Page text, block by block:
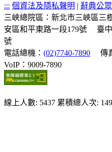
::: 個資法及隱私聲明 | 辭典公
三峽總院區：新北市三峽區三
安區和平東路一段179號
臺
號
電話總機： (02)7740-7890 傳
VoIP：9009-7890
線上人數: 5437 累積總人次: